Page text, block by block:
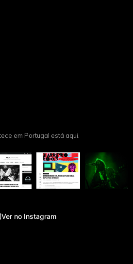
em Portugal está aqui.
Ver no Instagram